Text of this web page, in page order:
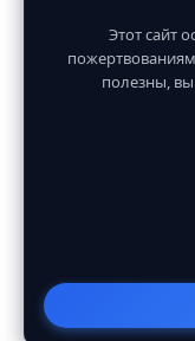
Этот сайт
полезны,